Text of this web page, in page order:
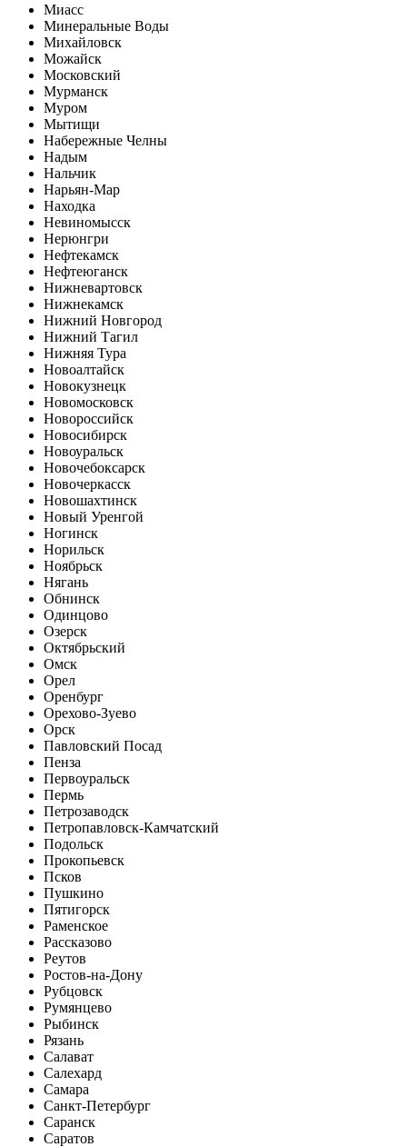
Миасс
Минеральные Воды
Михайловск
Можайск
Московский
Мурманск
Муром
Мытищи
Набережные Челны
Надым
Нальчик
Нарьян-Мар
Находка
Невиномысск
Нерюнгри
Нефтекамск
Нефтеюганск
Нижневартовск
Нижнекамск
Нижний Новгород
Нижний Тагил
Нижняя Тура
Новоалтайск
Новокузнецк
Новомосковск
Новороссийск
Новосибирск
Новоуральск
Новочебоксарск
Новочеркасск
Новошахтинск
Новый Уренгой
Ногинск
Норильск
Ноябрьск
Нягань
Обнинск
Одинцово
Озерск
Октябрьский
Омск
Орел
Оренбург
Орехово-Зуево
Орск
Павловский Посад
Пенза
Первоуральск
Пермь
Петрозаводск
Петропавловск-Камчатский
Подольск
Прокопьевск
Псков
Пушкино
Пятигорск
Раменское
Рассказово
Реутов
Ростов-на-Дону
Рубцовск
Румянцево
Рыбинск
Рязань
Салават
Салехард
Самара
Санкт-Петербург
Саранск
Саратов